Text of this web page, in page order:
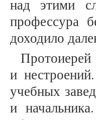
над этими
профессура
доходило
и
учебных
и